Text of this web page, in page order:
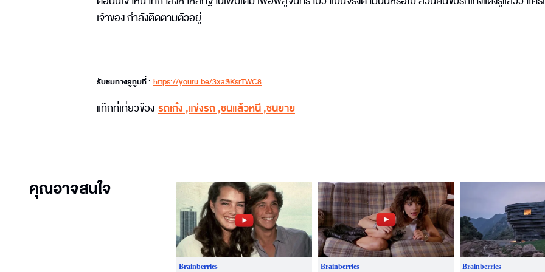
เจ้าของ กำลังติดตามตัวอยู่
รับชมทางยูทูบที่ : https://youtu.be/3xaSKsrTWC8
แท็กที่เกี่ยวข้อง รถเก๋ง ,แข่งรถ,ชนแล้วหนี,ชนยาย
คุณอาจสนใจ